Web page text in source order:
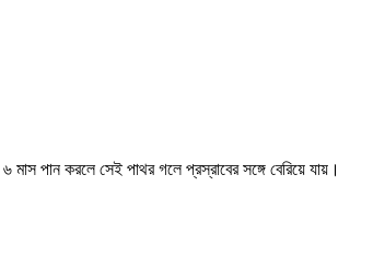
পান করলে সেই পাথর গলে প্রস্রাবের সঙ্গে বেরিয়ে যায়।